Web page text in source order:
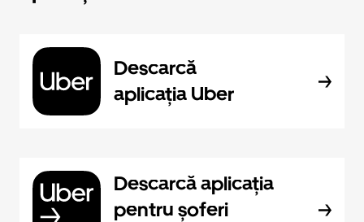
Descarcă
aplicația Uber
Descarcă aplicația
pentru șoferi